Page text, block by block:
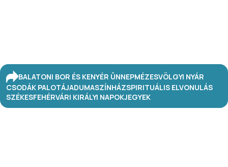
BALATONI BOR ÉS KENYÉR ÜNNEPMÉZESVÖLGYI NYÁR
CSODÁK PALOTÁJADUMASZÍNHÁZSPIRITUÁLIS ELVONULÁS
SZÉKESFEHÉRVÁRI KIRÁLYI NAPOKJEGYEK